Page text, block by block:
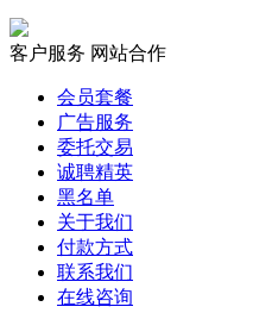
客户服务 网站合作
会员套餐
广告服务
委托交易
诚聘精英
黑名单
关于我们
付款方式
联系我们
在线咨询